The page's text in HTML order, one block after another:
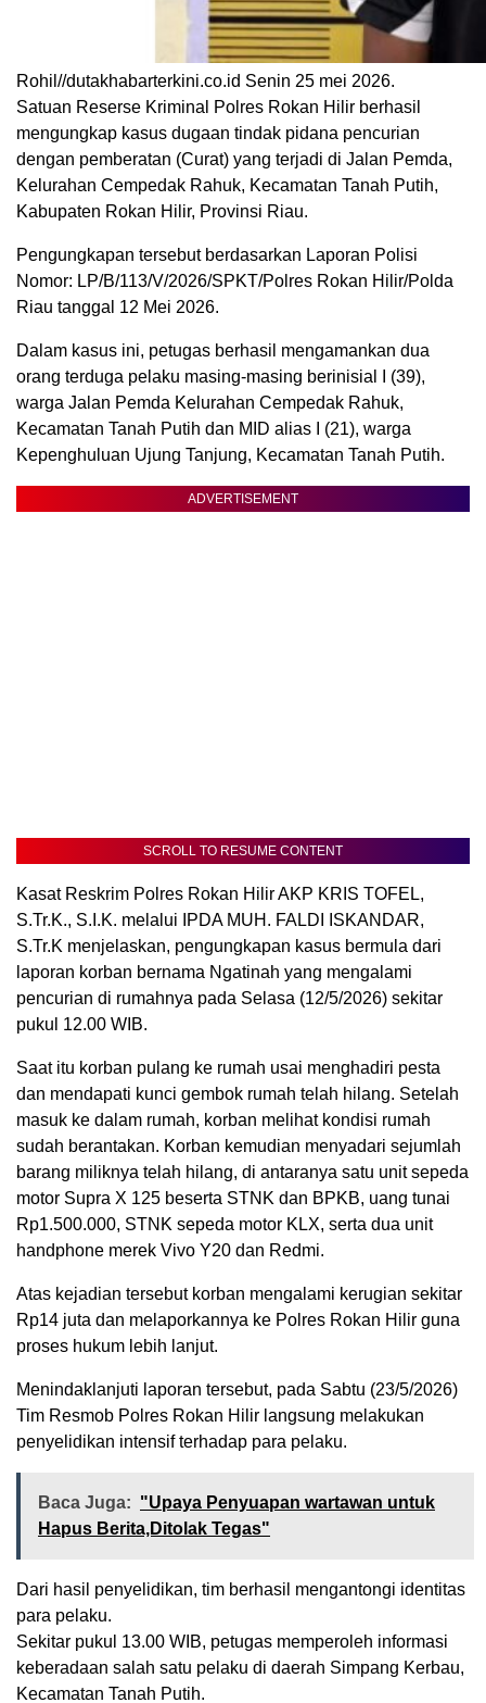
Rohil//dutakhabarterkini.co.id Senin 25 mei 2026.
Satuan Reserse Kriminal Polres Rokan Hilir berhasil
mengungkap kasus dugaan tindak pidana pencurian
dengan pemberatan (Curat) yang terjadi di Jalan Pemda,
Kelurahan Cempedak Rahuk, Kecamatan Tanah Putih,
Kabupaten Rokan Hilir, Provinsi Riau.
Pengungkapan tersebut berdasarkan Laporan Polisi
Nomor: LP/B/113/V/2026/SPKT/Polres Rokan Hilir/Polda
Riau tanggal 12 Mei 2026.
Dalam kasus ini, petugas berhasil mengamankan dua
orang terduga pelaku masing-masing berinisial I (39),
warga Jalan Pemda Kelurahan Cempedak Rahuk,
Kecamatan Tanah Putih dan MID alias I (21), warga
Kepenghuluan Ujung Tanjung, Kecamatan Tanah Putih.
ADVERTISEMENT
SCROLL TO RESUME CONTENT
Kasat Reskrim Polres Rokan Hilir AKP KRIS TOFEL,
S.Tr.K., S.I.K. melalui IPDA MUH. FALDI ISKANDAR,
S.Tr.K menjelaskan, pengungkapan kasus bermula dari
laporan korban bernama Ngatinah yang mengalami
pencurian di rumahnya pada Selasa (12/5/2026) sekitar
pukul 12.00 WIB.
Saat itu korban pulang ke rumah usai menghadiri pesta
dan mendapati kunci gembok rumah telah hilang. Setelah
masuk ke dalam rumah, korban melihat kondisi rumah
sudah berantakan. Korban kemudian menyadari sejumlah
barang miliknya telah hilang, di antaranya satu unit sepeda
motor Supra X 125 beserta STNK dan BPKB, uang tunai
Rp1.500.000, STNK sepeda motor KLX, serta dua unit
handphone merek Vivo Y20 dan Redmi.
Atas kejadian tersebut korban mengalami kerugian sekitar
Rp14 juta dan melaporkannya ke Polres Rokan Hilir guna
proses hukum lebih lanjut.
Menindaklanjuti laporan tersebut, pada Sabtu (23/5/2026)
Tim Resmob Polres Rokan Hilir langsung melakukan
penyelidikan intensif terhadap para pelaku.
Baca Juga: "Upaya Penyuapan wartawan untuk
Hapus Berita,Ditolak Tegas"
Dari hasil penyelidikan, tim berhasil mengantongi identitas
para pelaku.
Sekitar pukul 13.00 WIB, petugas memperoleh informasi
keberadaan salah satu pelaku di daerah Simpang Kerbau,
Kecamatan Tanah Putih.